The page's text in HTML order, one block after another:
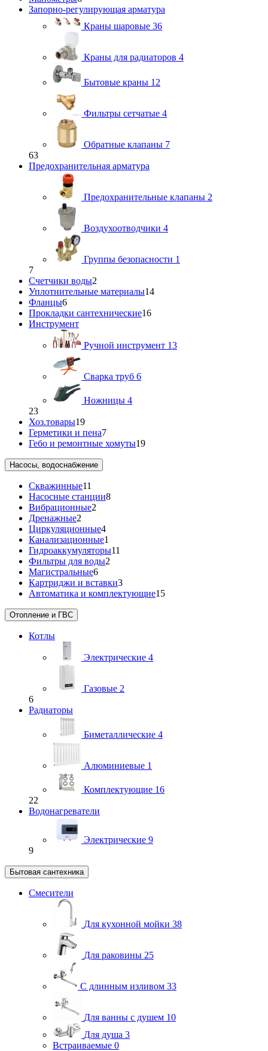
Запорно-регулирующая арматура
Краны шаровые 36
Краны для радиаторов 4
Бытовые краны 12
Фильтры сетчатые 4
Обратные клапаны 7
63
Предохранительная арматура
Предохранительные клапаны 2
Воздухоотводчики 4
Группы безопасности 1
7
Счетчики воды2
Уплотнительные материалы14
Фланцы6
Прокладки сантехнические16
Инструмент
Ручной инструмент 13
Сварка труб 6
Ножницы 4
23
Хоз.товары19
Герметики и пена7
Гебо и ремонтные хомуты19
Насосы, водоснабжение
Скважинные11
Насосные станции8
Вибрационные2
Дренажные2
Циркуляционные4
Канализационные1
Гидроаккумуляторы11
Фильтры для воды2
Магистральные6
Картриджи и вставки3
Автоматика и комплектующие15
Отопление и ГВС
Котлы
Электрические 4
Газовые 2
6
Радиаторы
Биметаллические 4
Алюминиевые 1
Комплектующие 16
22
Водонагреватели
Электрические 9
9
Бытовая сантехника
Смесители
Для кухонной мойки 38
Для раковины 25
С длинным изливом 33
Для ванны с душем 10
Для душа 3
Встраиваемые 0